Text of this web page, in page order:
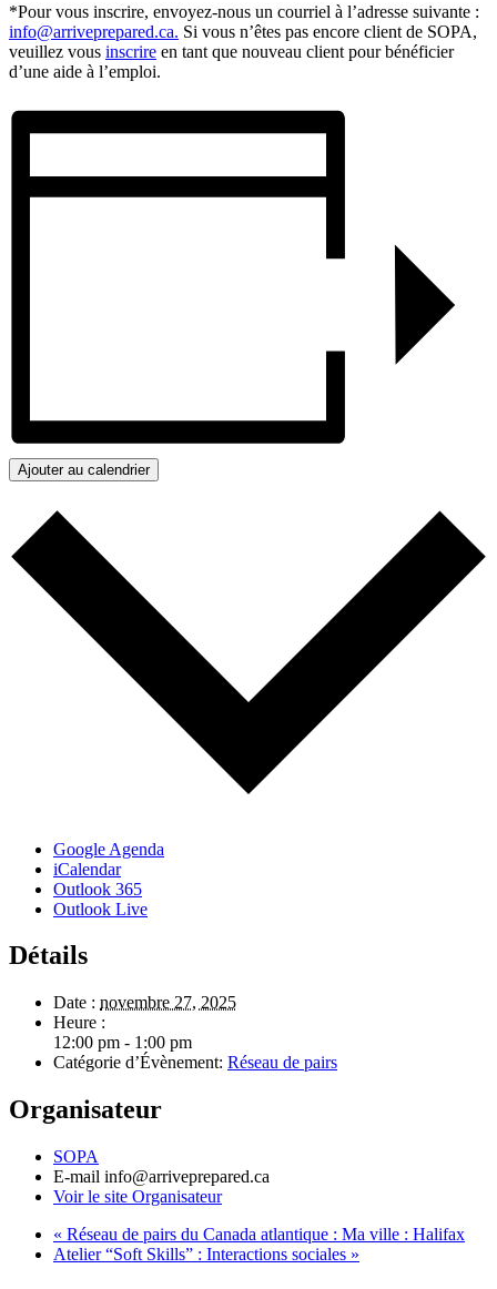
*Pour vous inscrire, envoyez-nous un courriel à l’adresse suivante :
info@arriveprepared.ca. Si vous n’êtes pas encore client de SOPA,
veuillez vous inscrire en tant que nouveau client pour bénéficier
d’une aide à l’emploi.
Ajouter au calendrier
Google Agenda
iCalendar
Outlook 365
Outlook Live
Détails
Date : novembre 27, 2025
Heure :
12:00 pm - 1:00 pm
Catégorie d’Évènement: Réseau de pairs
Organisateur
SOPA
E-mail info@arriveprepared.ca
Voir le site Organisateur
« Réseau de pairs du Canada atlantique : Ma ville : Halifax
Atelier “Soft Skills” : Interactions sociales »